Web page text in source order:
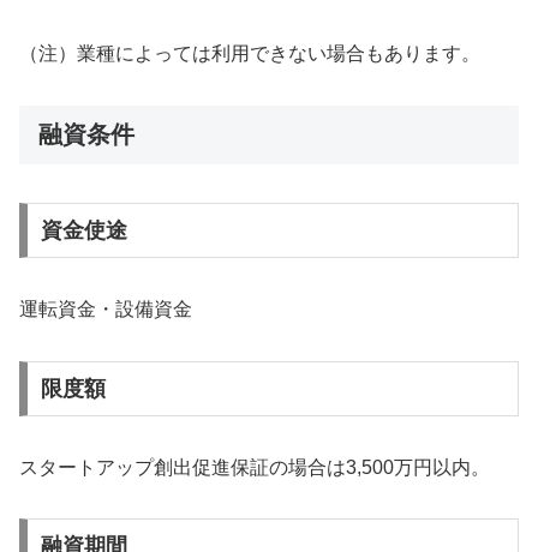
（注）業種によっては利用できない場合もあります。
融資条件
資金使途
運転資金・設備資金
限度額
スタートアップ創出促進保証の場合は3,500万円以内。
融資期間